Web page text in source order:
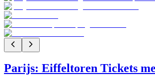
Parijs: Eiffeltoren Tickets